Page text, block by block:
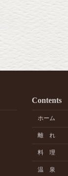
Contents
ホーム
離 れ
料 理
温 泉